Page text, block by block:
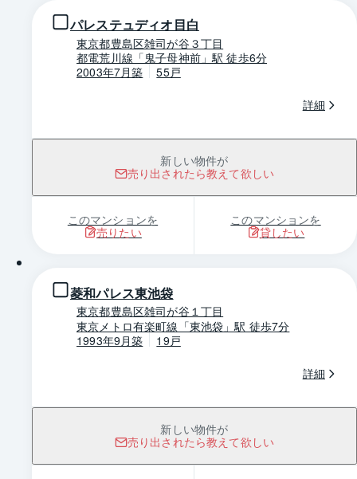
パレステュディオ目白
東京都豊島区雑司が谷３丁目
都電荒川線「鬼子母神前」駅 徒歩6分
2003年7月築
55戸
詳細
新しい物件が
売り出されたら教えて欲しい
このマンションを
売りたい
このマンションを
貸したい
菱和パレス東池袋
東京都豊島区雑司が谷１丁目
東京メトロ有楽町線「東池袋」駅 徒歩7分
1993年9月築
19戸
詳細
新しい物件が
売り出されたら教えて欲しい